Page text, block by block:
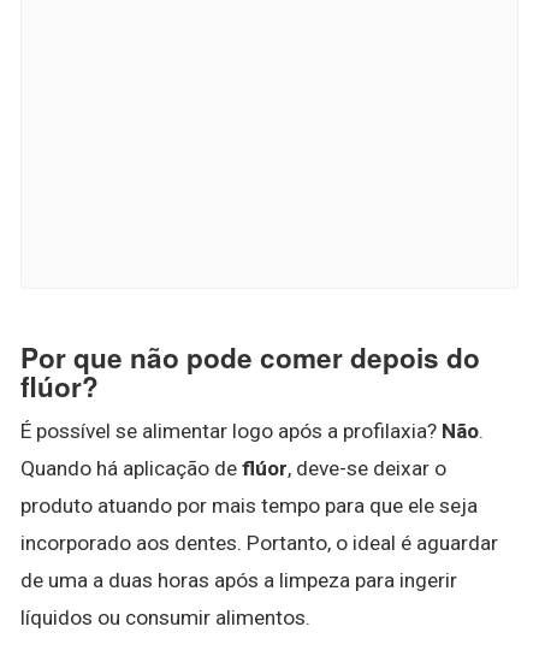
Por que não pode comer depois do
flúor?
É possível se alimentar logo após a profilaxia? Não.
Quando há aplicação de flúor, deve-se deixar o
produto atuando por mais tempo para que ele seja
incorporado aos dentes. Portanto, o ideal é aguardar
de uma a duas horas após a limpeza para ingerir
líquidos ou consumir alimentos.